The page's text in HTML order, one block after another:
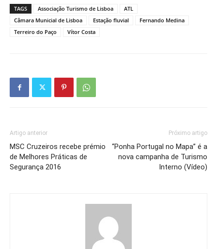
TAGS Associação Turismo de Lisboa
ATL
Câmara Municial de Lisboa
Estação fluvial
Fernando Medina
Terreiro do Paço
Vítor Costa
Artigo anterior
MSC Cruzeiros recebe prémio
de Melhores Práticas de
Segurança 2016
Próximo artigo
“Ponha Portugal no Mapa” é a
nova campanha de Turismo
Interno (Vídeo)